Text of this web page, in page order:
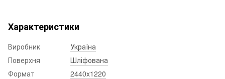
Характеристики
Виробник
Україна
Поверхня
Шліфована
Формат
2440x1220